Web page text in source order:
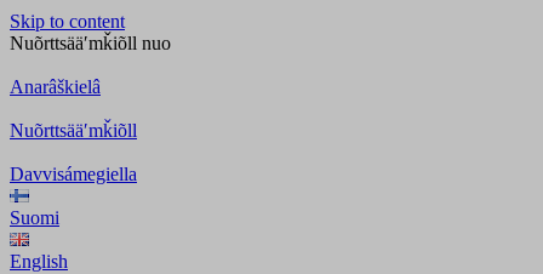
Skip to content
Nuõrttsääʹmǩiõll nuo
Anarâškielâ
Nuõrttsääʹmǩiõll
Davvisámegiella
Suomi
English